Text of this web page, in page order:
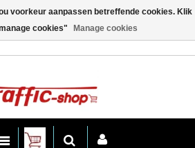
voorkeur aanpassen betreffende cookies. Klik
cookies"
Manage cookies